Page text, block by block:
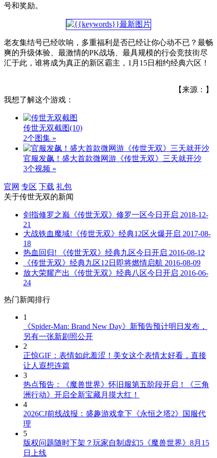
号和奖励。
老友集结号已经吹响，多重福利是否已经让你心动不已？最畅
爽的升级体验、最激情的PK战场、最具规模的行会竞技街尽
汇于此，谁将成为真正的新区霸主，1月15日相约经典六区！
【来源：】
我想了解这个游戏：
传世无双截图(10)
2个图集 »
官服发飙！盛大首款微网游《传世无双》三天就开沙
3个视频 »
官网 专区 下载 礼包
关于传世无双的新闻
剑指修罗之巅《传世无双》修罗一区今日开启 2018-12-
21
大战铁血魔域!《传世无双》经典12区火爆开启 2017-08-
18
热血回归! 《传世无双》经典九区今日开启 2016-08-12
《传世无双》经典九区12日即将燃情启航 2016-08-09
放大荣耀产出《传世无双》经典八区今日开启 2016-06-
24
热门新闻排行
1
《Spider-Man: Brand New Day》新预告预计明日发布，
另有一张新剧照公开
2
正惊GIF：表情如此羞涩！美女这个表情太好看，直接
让人遐想连篇
3
热点预告：《魔兽世界》怀旧服第五阶段开启！《三角
洲行动》开启全新宝藏月摸大红！
4
2026CJ前线战报：盛趣游戏拿下《永恒之塔2》国服代
理
5
版权问题随时下架？玩家自制虚幻5《魔兽世界》8月15
日上线